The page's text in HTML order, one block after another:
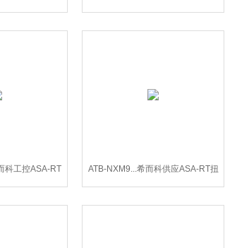
器 PMG10系列
科工控ASA-RT
NXM90
ATB-NXM9...希而科供应ASA-RT扭
矩传感器 ATB-NXM90系列